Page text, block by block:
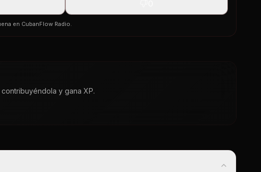
en CubanFlow Radio.
y gana XP.